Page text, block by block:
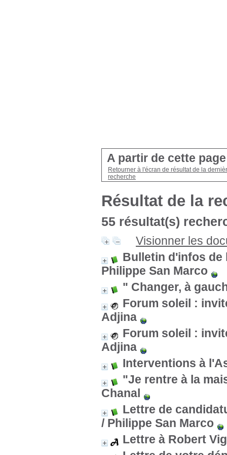
A partir de cette
Retourner à l'écran de résultat de la
recherche
Résultat de la
55 résultat(s)
Visionner les
Bulletin d'infos de
Philippe San Marco
" Changer, à
Forum soleil :
Adjina
Forum soleil :
Adjina
Interventions à
"Je rentre à la
Chanal
Lettre de
/ Philippe San Marco
Lettre à Robert